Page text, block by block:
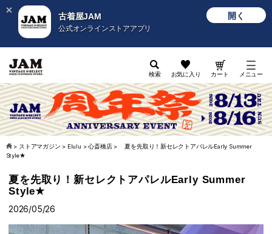
古着屋JAM
公式オンラインストアアプリ
開く
検索 お気に入り カート メニュー
> ストアマガジン > Elulu >心斎橋店>
夏を先取り！新セレクトアパレルEarly Summer
Style★
夏を先取り！新セレクトアパレルEarly Summer
Style★
2026/05/26